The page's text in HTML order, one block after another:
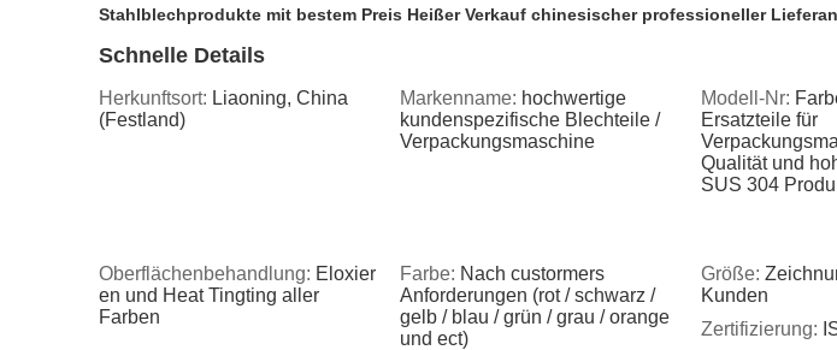
Stahlblechprodukte mit bestem Preis Heißer Verkauf chinesischer professioneller
Schnelle Details
Herkunftsort: Liaoning, China
(Festland)
Markenname: hochwertige
kundenspezifische Blechteile /
Verpackungsmaschine
Modell-Nr:
Ersatzteile für
Qualität und
SUS 304
Oberflächenbehandlung: Eloxier
en und Heat Tingting aller
Farben
Farbe: Nach custormers
Anforderungen (rot / schwarz /
gelb / blau / grün / grau / orange
und ect)
Größe:
Kunden
Zertifizierung: